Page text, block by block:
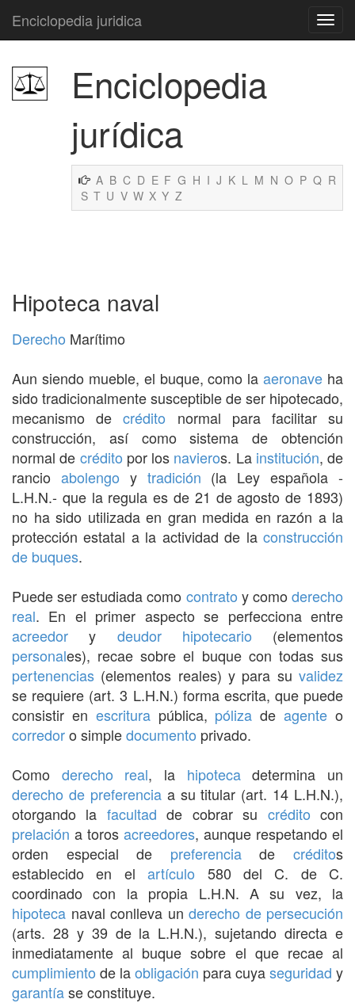
Enciclopedia juridica
Enciclopedia
jurídica
A B C D E F G H I J K L M N O P Q R
S T U V W X Y Z
Hipoteca naval
Derecho Marítimo
Aun siendo mueble, el buque, como laaeronave ha
sido tradicionalmente susceptible de ser hipotecado,
mecanismo decrédito normal para facilitar su
construcción, así como sistema de obtención
normal de crédito por los navieros. La institución, de
rancio abolengo y tradición (la Ley española -
L.H.N.- que la regula es de 21 de agosto de 1893)
no ha sido utilizada en gran medida en razón a la
protección estatal a la actividad de la construcción
de buques.
Puede ser estudiada como contrato y comoderecho
real. En el primer aspecto se perfecciona entre
acreedor y deudor hipotecario (elementos
personales), recae sobre el buque con todas sus
pertenencias (elementos reales) y para su validez
se requiere (art. 3 L.H.N.) forma escrita, que puede
consistir en escriturapública, póliza deagente o
corredoro simpledocumento privado.
Como derecho real, la hipotecadetermina un
derecho de preferenciaa su titular (art. 14 L.H.N.),
otorgando la facultad de cobrar su crédito con
prelación a toros acreedores, aunque respetando el
orden especial de preferenciadecréditos
establecido en elartículo 580 del C. de C.
coordinado con la propia L.H.N. A su vez, la
hipoteca naval conlleva un derecho de persecución
(arts. 28 y 39 de la L.H.N.), sujetando directa e
inmediatamente al buque sobre el que recae al
cumplimiento de laobligación para cuyaseguridad y
garantíase constituye.